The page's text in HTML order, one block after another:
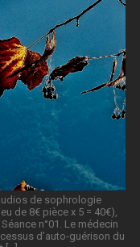
de sophrologie
de 8€ pièce x 5 = 40€),
n°01. Le médecin
d’auto-guérison du